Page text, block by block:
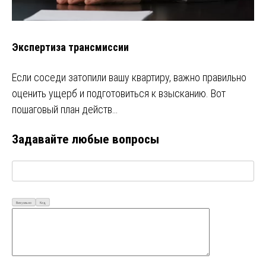
Экспертиза трансмиссии
Если соседи затопили вашу квартиру, важно правильно
оценить ущерб и подготовиться к взысканию. Вот
пошаговый план действ…
Задавайте любые вопросы
Визуально Код